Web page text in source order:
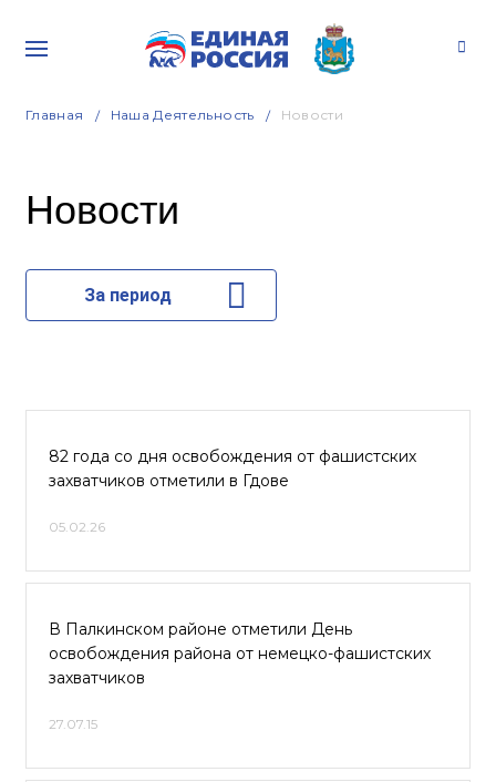
Главная Наша Деятельность Новости
Новости
За период
82 года со дня освобождения от фашистских
захватчиков отметили в Гдове
05.02.26
В Палкинском районе отметили День
освобождения района от немецко-фашистских
захватчиков
27.07.15